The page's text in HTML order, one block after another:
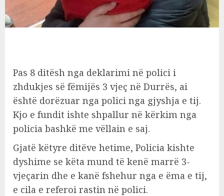
Pas 8 ditësh nga deklarimi në polici i
zhdukjes së fëmijës 3 vjeç në Durrës, ai
është dorëzuar nga polici nga gjyshja e tij.
Kjo e fundit ishte shpallur në kërkim nga
policia bashkë me vëllain e saj.
Gjatë këtyre ditëve hetime, Policia kishte
dyshime se këta mund të kenë marrë 3-
vjeçarin dhe e kanë fshehur nga e ëma e tij,
e cila e referoi rastin në polici.